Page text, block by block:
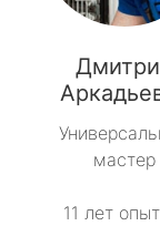
мастер
11 лет